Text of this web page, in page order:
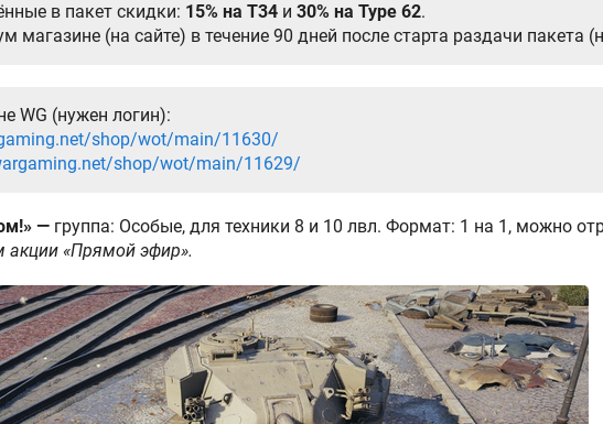
в пакет скидки: 15% на T34 и 30% на Type 62.
(на сайте) в течение 90 дней после старта раздачи пакета
WG (нужен логин):
shop/wot/main/11630/
shop/wot/main/11629/
— группа: Особые, для техники 8 и 10 лвл. Формат: 1 на 1, можно
акции «Прямой эфир».